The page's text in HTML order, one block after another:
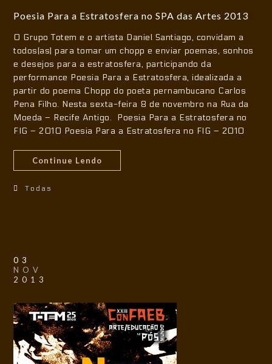
Poesia Para a Estratosfera no SPA das Artes 2013
O Grupo Totem e o artista Daniel Santiago, convidam a
todos(as) para tomar um chopp e enviar poemas, sonhos
e desejos para a estratosfera, participando da
performance Poesia Para a Estratosfera, idealizada a
partir do poema Chopp do poeta pernambucano Carlos
Pena Filho. Nesta sexta-feira 8 de novembro na Rua da
Moeda – Recife Antigo. Poesia Para a Estratosfera no
FIG – 2010 Poesia Para a Estratosfera no FIG – 2010
Continue Lendo
Todas
03
NOV
2013